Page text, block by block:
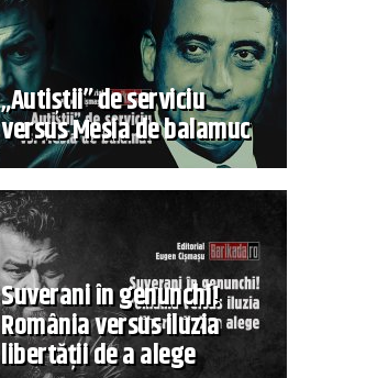
„Autiștii” de serviciu
versus Mesia de balamuc
Suverani în genunchi!
România versus iluzia
libertății de a alege